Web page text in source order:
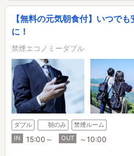
【無料の元気朝食付】いつで
に！
禁煙エコノミーダブル
ダブル 朝のみ
禁煙ルーム
IN
15:00～ OUT ～10:00